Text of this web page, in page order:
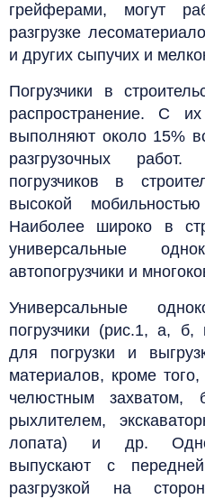
грейферами, могут
разгрузке
и других сыпучих и
Погрузчики в
распространение. С
выполняют около 15%
разгрузочных
погрузчиков в
высокой
Наиболее широко в
универсальные
автопогрузчики и
Универсальные
погрузчики (рис.1, а,
для погрузки и
материалов, кроме
челюстным захватом,
рыхлителем,
лопата) и др.
выпускают с
разгрузкой на